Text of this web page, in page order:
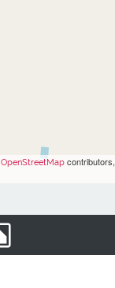
OpenStreetMap contributors,